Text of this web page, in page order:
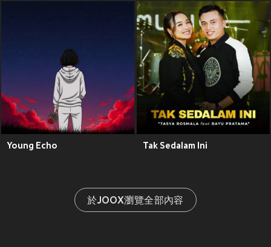
Young Echo Tak Sedalam Ini
於JOOX瀏覽全部內容